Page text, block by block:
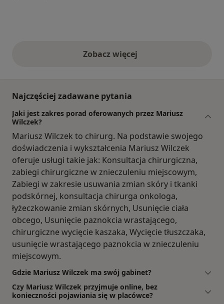
Zobacz więcejopinie powyżej
Najczęściej zadawane pytania
Jaki jest zakres porad oferowanych przez Mariusz
Wilczek?
Mariusz Wilczek to chirurg. Na podstawie swojego
doświadczenia i wykształcenia Mariusz Wilczek
oferuje usługi takie jak: Konsultacja chirurgiczna,
zabiegi chirurgiczne w znieczuleniu miejscowym,
Zabiegi w zakresie usuwania zmian skóry i tkanki
podskórnej, konsultacja chirurga onkologa,
łyżeczkowanie zmian skórnych, Usunięcie ciała
obcego, Usunięcie paznokcia wrastającego,
chirurgiczne wycięcie kaszaka, Wycięcie tłuszczaka,
usunięcie wrastającego paznokcia w znieczuleniu
miejscowym.
Gdzie Mariusz Wilczek ma swój gabinet?
Czy Mariusz Wilczek przyjmuje online, bez
konieczności pojawiania się w placówce?